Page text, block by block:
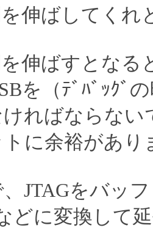
伸ばしてくれ
伸ばすとなる
を（ﾃﾞﾊﾞｯｸﾞ
ければならない
に余裕があり
JTAGをバッ
どに変換して